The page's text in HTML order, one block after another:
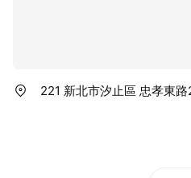
221 新北市汐止區 忠孝東